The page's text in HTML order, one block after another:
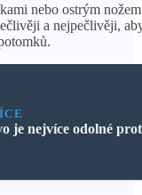
nebo ostrým
a nejpečlivěji,
je nejvíce odolné